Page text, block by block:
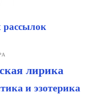
лирика
и эзотерика